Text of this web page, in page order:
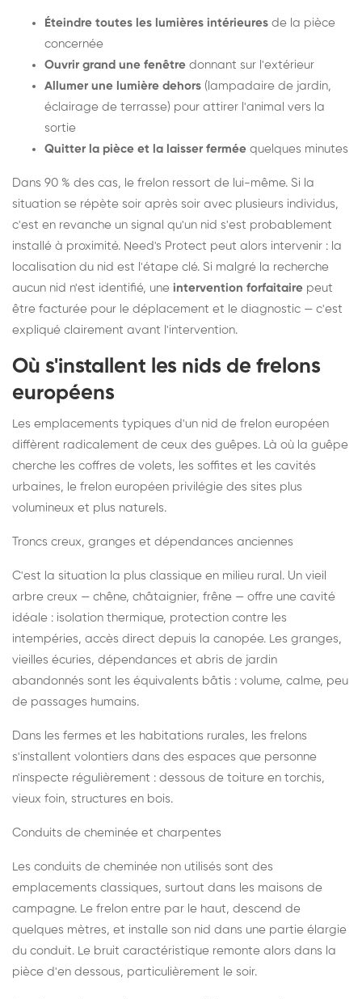
Éteindre toutes les lumières intérieures de la pièce
concernée
Ouvrir grand une fenêtre donnant sur l'extérieur
Allumer une lumière dehors (lampadaire de jardin,
éclairage de terrasse) pour attirer l'animal vers la
sortie
Quitter la pièce et la laisser fermée quelques minutes
Dans 90 % des cas, le frelon ressort de lui-même. Si la
situation se répète soir après soir avec plusieurs individus,
c'est en revanche un signal qu'un nid s'est probablement
installé à proximité. Need's Protect peut alors intervenir : la
localisation du nid est l'étape clé. Si malgré la recherche
aucun nid n'est identifié, une intervention forfaitaire peut
être facturée pour le déplacement et le diagnostic — c'est
expliqué clairement avant l'intervention.
Où s'installent les nids de frelons
européens
Les emplacements typiques d'un nid de frelon européen
diffèrent radicalement de ceux des guêpes. Là où la guêpe
cherche les coffres de volets, les soffites et les cavités
urbaines, le frelon européen privilégie des sites plus
volumineux et plus naturels.
Troncs creux, granges et dépendances anciennes
C'est la situation la plus classique en milieu rural. Un vieil
arbre creux — chêne, châtaignier, frêne — offre une cavité
idéale : isolation thermique, protection contre les
intempéries, accès direct depuis la canopée. Les granges,
vieilles écuries, dépendances et abris de jardin
abandonnés sont les équivalents bâtis : volume, calme, peu
de passages humains.
Dans les fermes et les habitations rurales, les frelons
s'installent volontiers dans des espaces que personne
n'inspecte régulièrement : dessous de toiture en torchis,
vieux foin, structures en bois.
Conduits de cheminée et charpentes
Les conduits de cheminée non utilisés sont des
emplacements classiques, surtout dans les maisons de
campagne. Le frelon entre par le haut, descend de
quelques mètres, et installe son nid dans une partie élargie
du conduit. Le bruit caractéristique remonte alors dans la
pièce d'en dessous, particulièrement le soir.